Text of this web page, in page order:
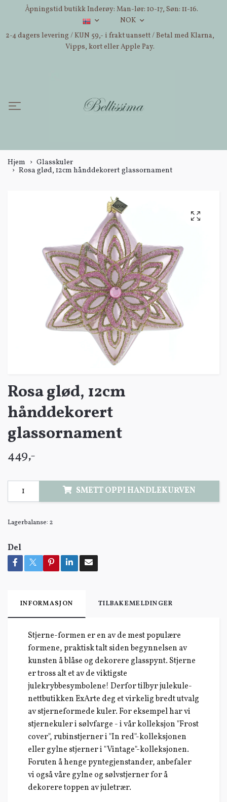
Åpningstid butikk Inderøy: Man-lør: 10-17, Søn: 11-16.
NOK
2-4 dagers levering / KUN 59,- i frakt uansett / Betal med Klarna,
Vipps, kort eller Apple Pay.
Hjem
Glasskuler
Rosa glød, 12cm hånddekorert glassornament
Rosa glød, 12cm
hånddekorert
glassornament
449,-
SMETT OPPI HANDLEKURVEN
Lagerbalanse: 2
Del
INFORMASJON TILBAKEMELDINGER
Stjerne-formen er en av de mest populære
formene, praktisk talt siden begynnelsen av
kunsten å blåse og dekorere glasspynt. Stjerne
er tross alt et av de viktigste
julekrybbesymbolene! Derfor tilbyr julekule-
nettbutikken ExArte deg et virkelig bredt utvalg
av stjerneformede kuler. For eksempel har vi
stjernekuler i sølvfarge - i vår kolleksjon "Frost
cover", rubinstjerner i "In red"-kolleksjonen
eller gylne stjerner i "Vintage"-kolleksjonen.
Foruten å henge pyntegjenstander, anbefaler
vi også våre gylne og sølvstjerner for å
dekorere toppen av juletrær.